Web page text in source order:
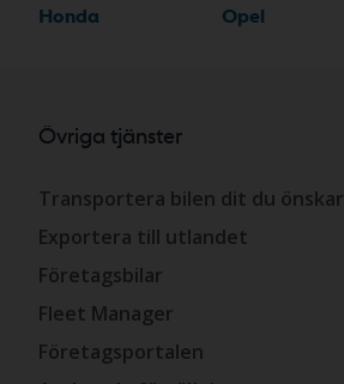
Honda
Opel
Övriga tjänster
Transportera bilen dit du önskar
Exportera till utlandet
Företagsbilar
Fleet Manager
Företagsportalen